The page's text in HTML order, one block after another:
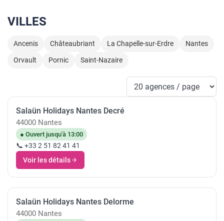
VILLES
Ancenis Châteaubriant La Chapelle-sur-Erdre
Nantes
Orvault
Pornic Saint-Nazaire
Salaün Holidays Nantes Decré
44000 Nantes
● Ouvert jusqu'à 13:00
📞 +33 2 51 82 41 41
Voir les détails
Salaün Holidays Nantes Delorme
44000 Nantes